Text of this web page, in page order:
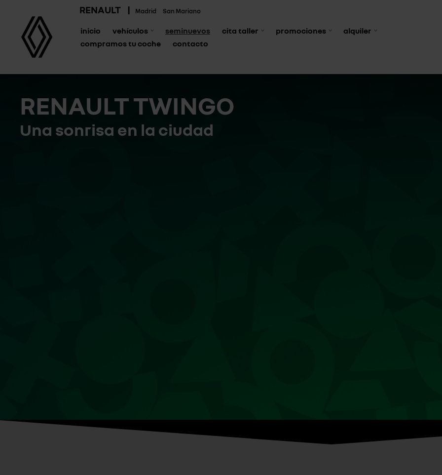
RENAULT | Madrid San Mariano
inicio vehículos seminuevos cita taller promociones
alquiler
compramos tu coche
contacto
RENAULT TWINGO
Una sonrisa en la ciudad